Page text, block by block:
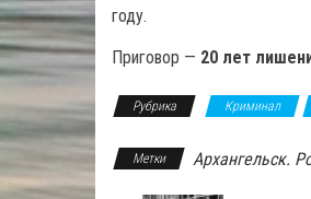
году.
Приговор — 20 лет
Рубрика Криминал
Метки Архангельск.